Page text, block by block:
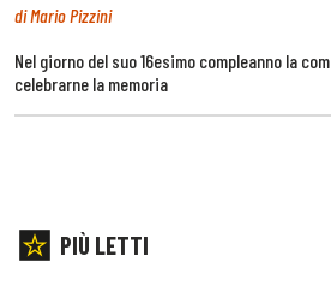
di Mario Pizzini
Nel giorno del suo 16esimo compleanno la
celebrarne la memoria
PIÙ LETTI